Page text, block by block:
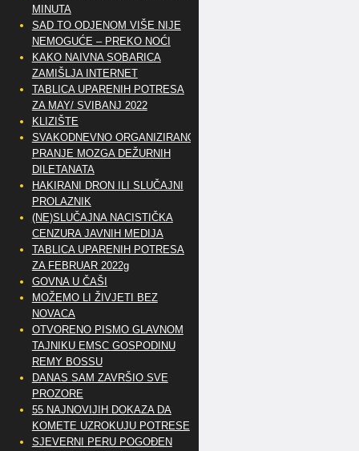
MINUTA
SAD TO ODJENOM VIŠE NIJE
NEMOGUĆE – PREKO NOĆI
KAKO NAIVNA SOBARICA
ZAMIŠLJA INTERNET
TABLICA UPARENIH POTRESA
ZA MAY/ SVIBANJ 2022
KLIZIŠTE
SVAKODNEVNO ORGANIZIRANO
PRANJE MOZGA DEŽURNIH
DILETANATA
HAKIRANI DRON ILI SLUČAJNI
PROLAZNIK
(NE)SLUČAJNA NACISTIČKA
CENZURA JAVNIH MEDIJA
TABLICA UPARENIH POTRESA
ZA FEBRUAR 2022g
GOVNA U ČAŠI
MOŽEMO LI ŽIVJETI BEZ
NOVACA
OTVORENO PISMO GLAVNOM
TAJNIKU EMSC GOSPODINU
REMY BOSSU
DANAS SAM ZAVRŠIO SVE
PROZORE
55 NAJNOVIJIH DOKAZA DA
KOMETE UZROKUJU POTRESE
SJEVERNI PERU POGOĐEN